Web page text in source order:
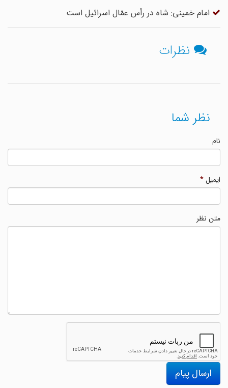
امام خمینی: شاه در رأس عمّال اسرائیل است
نظرات
نظر شما
ایمیل*
متن نظر
ارسال پیام